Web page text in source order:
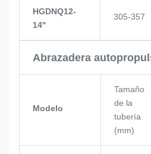
HGDNQ12-
14''
305-357
Abrazadera
Modelo
Tamaño
de la
tubería
(mm)